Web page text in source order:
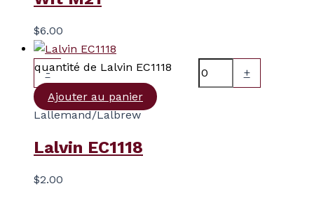
$6.00
-
quantité de Lalvin EC1118
+
Ajouter au panier
Lallemand/Lalbrew
Lalvin EC1118
$2.00